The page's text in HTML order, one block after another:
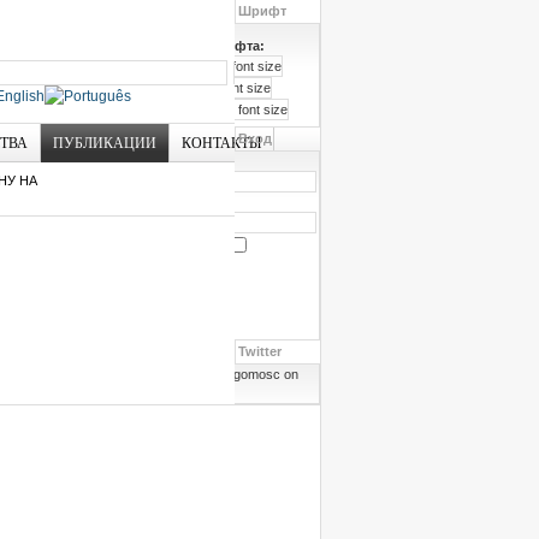
Шрифт
Размер шрифта:
Вход
Логин
Twitter
Follow angomosc on
ПУБЛИКАЦИИ КОНТАКТЫ
НА